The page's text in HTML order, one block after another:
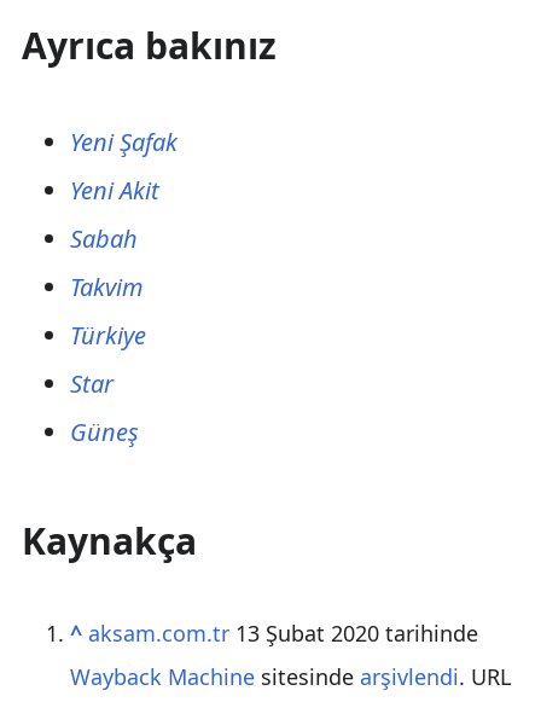
Ayrıca bakınız
Yeni Şafak
Yeni Akit
Sabah
Takvim
Türkiye
Star
Güneş
Kaynakça
^ aksam.com.tr13 Şubat 2020 tarihinde
Wayback Machinesitesinde arşivlendi. URL